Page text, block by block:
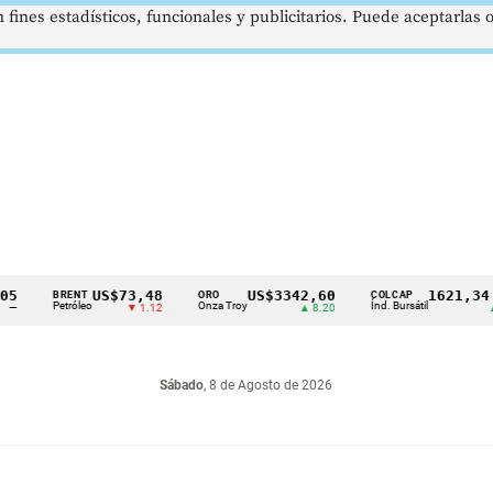
BRENT
Petróleo
US$73,48
▼ 1.12 Onza Troy
US$3342,60
▲ 8.20
COLCAP
Índ. Bursátil
1621,34 pts
▲ 0.67
Sábado, 8 de Agosto de 2026
estadísticos, funcionales y publicitarios. Puede aceptarlas